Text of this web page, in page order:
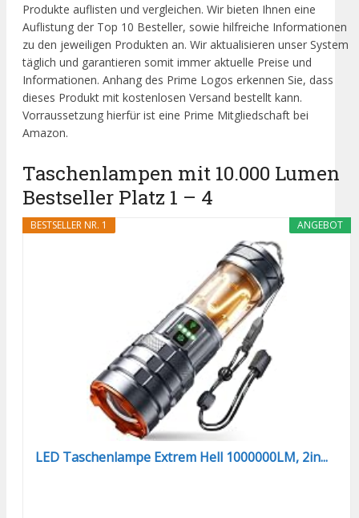
Produkte auflisten und vergleichen. Wir bieten Ihnen eine
Auflistung der Top 10 Besteller, sowie hilfreiche Informationen
zu den jeweiligen Produkten an. Wir aktualisieren unser System
täglich und garantieren somit immer aktuelle Preise und
Informationen. Anhang des Prime Logos erkennen Sie, dass
dieses Produkt mit kostenlosen Versand bestellt kann.
Vorraussetzung hierfür ist eine Prime Mitgliedschaft bei
Amazon.
Taschenlampen mit 10.000 Lumen
Bestseller Platz 1 – 4
ANGEBOT
BESTSELLER NR. 1
LED Taschenlampe Extrem Hell 1000000LM, 2in...